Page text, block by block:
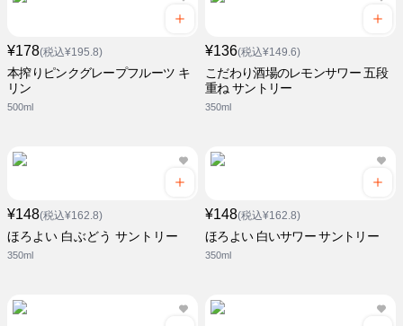
¥178(税込¥195.8)
本搾りピンクグレープフルーツ キ
リン
500ml
¥136(税込¥149.6)
こだわり酒場のレモンサワー 五段
重ね サントリー
350ml
¥148(税込¥162.8)
ほろよい 白ぶどう サントリー
350ml
¥148(税込¥162.8)
ほろよい 白いサワー サントリー
350ml